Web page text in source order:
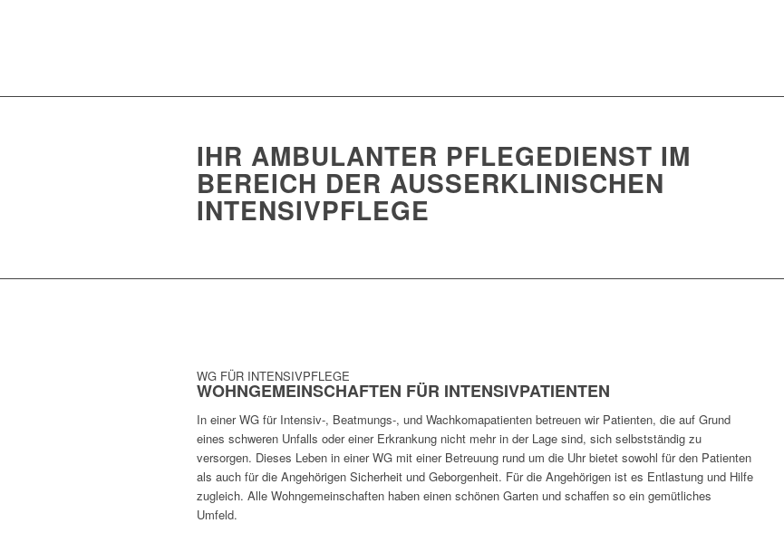
IHR AMBULANTER PFLEGEDIENST IM
BEREICH DER AUSSERKLINISCHEN
INTENSIVPFLEGE
WG FÜR INTENSIVPFLEGE
WOHNGEMEINSCHAFTEN FÜR INTENSIVPATIENTEN
In einer WG für Intensiv-, Beatmungs-, und Wachkomapatienten betreuen wir Patienten, die auf Grund
eines schweren Unfalls oder einer Erkrankung nicht mehr in der Lage sind, sich selbstständig zu
versorgen. Dieses Leben in einer WG mit einer Betreuung rund um die Uhr bietet sowohl für den Patienten
als auch für die Angehörigen Sicherheit und Geborgenheit. Für die Angehörigen ist es Entlastung und Hilfe
zugleich. Alle Wohngemeinschaften haben einen schönen Garten und schaffen so ein gemütliches
Umfeld.